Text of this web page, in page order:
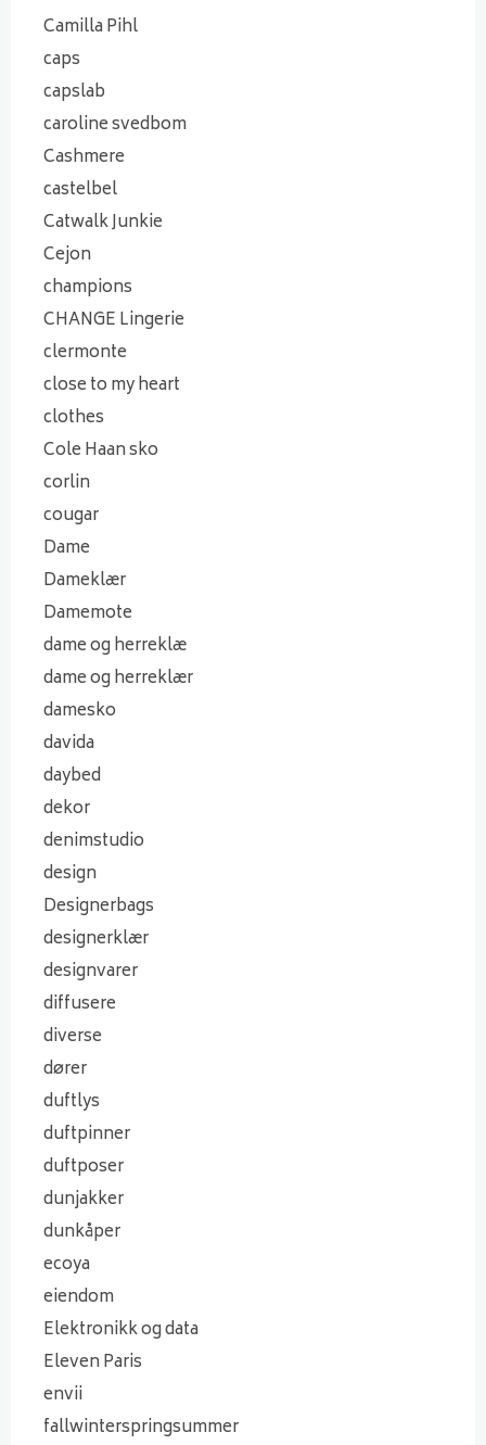
Camilla Pihl
caps
capslab
caroline svedbom
Cashmere
castelbel
Catwalk Junkie
Cejon
champions
CHANGE Lingerie
clermonte
close to my heart
clothes
Cole Haan sko
corlin
cougar
Dame
Dameklær
Damemote
dame og herreklæ
dame og herreklær
damesko
davida
daybed
dekor
denimstudio
design
Designerbags
designerklær
designvarer
diffusere
diverse
dører
duftlys
duftpinner
duftposer
dunjakker
dunkåper
ecoya
eiendom
Elektronikk og data
Eleven Paris
envii
fallwinterspringsummer